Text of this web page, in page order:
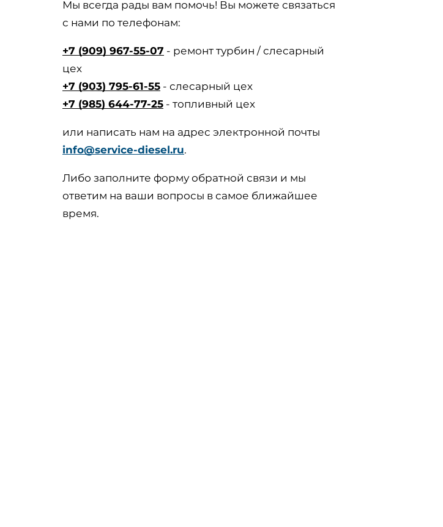
Мы всегда рады вам помочь! Вы можете связаться
с нами по телефонам:
+7 (909) 967-55-07 - ремонт турбин / слесарный
цех
+7 (903) 795-61-55 - слесарный цех
+7 (985) 644-77-25 - топливный цех
или написать нам на адрес электронной почты
info@service-diesel.ru.
Либо заполните форму обратной связи и мы
ответим на ваши вопросы в самое ближайшее
время.